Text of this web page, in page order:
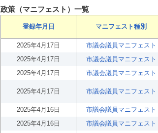
政策（マニフェスト）一覧
登録年月日 マニフェスト種別
2025年4月17日
市議会議員マニフェスト
2025年4月17日
市議会議員マニフェスト
2025年4月17日
市議会議員マニフェスト
2025年4月17日 市議会議員マニフェスト
2025年4月16日 市議会議員マニフェスト
2025年4月16日
市議会議員マニフェスト